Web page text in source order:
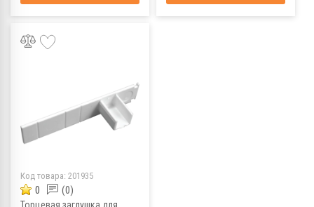
Код товара: 201935
0 (0)
Торцевая заглушка для